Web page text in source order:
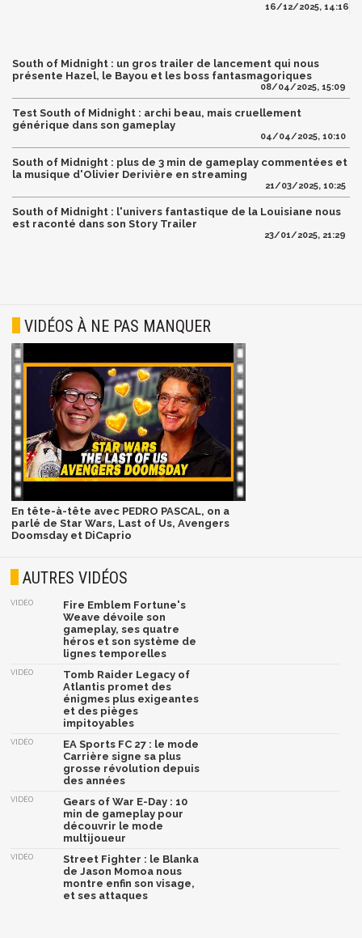
16/12/2025, 14:16
South of Midnight : un gros trailer de lancement qui nous
présente Hazel, le Bayou et les boss fantasmagoriques
08/04/2025, 15:09
Test South of Midnight : archi beau, mais cruellement
générique dans son gameplay
04/04/2025, 10:10
South of Midnight : plus de 3 min de gameplay commentées et
la musique d'Olivier Derivière en streaming
21/03/2025, 10:25
South of Midnight : l'univers fantastique de la Louisiane nous
est raconté dans son Story Trailer
23/01/2025, 21:29
VIDÉOS À NE PAS MANQUER
En tête-à-tête avec PEDRO PASCAL, on a
parlé de Star Wars, Last of Us, Avengers
Doomsday et DiCaprio
AUTRES VIDÉOS
VIDÉO
Fire Emblem Fortune's
Weave dévoile son
gameplay, ses quatre
héros et son système de
lignes temporelles
VIDÉO
Tomb Raider Legacy of
Atlantis promet des
énigmes plus exigeantes
et des pièges
impitoyables
VIDÉO
EA Sports FC 27 : le mode
Carrière signe sa plus
grosse révolution depuis
des années
VIDÉO
Gears of War E-Day : 10
min de gameplay pour
découvrir le mode
multijoueur
VIDÉO
Street Fighter : le Blanka
de Jason Momoa nous
montre enfin son visage,
et ses attaques